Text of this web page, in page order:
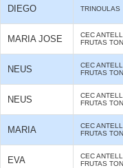
DIEGO TRINOULAS
MARIA JOSE
CEC
FRUTAS
NEUS
CEC
FRUTAS
NEUS
CEC
FRUTAS
MARIA
CEC
FRUTAS
EVA
CEC
FRUTAS